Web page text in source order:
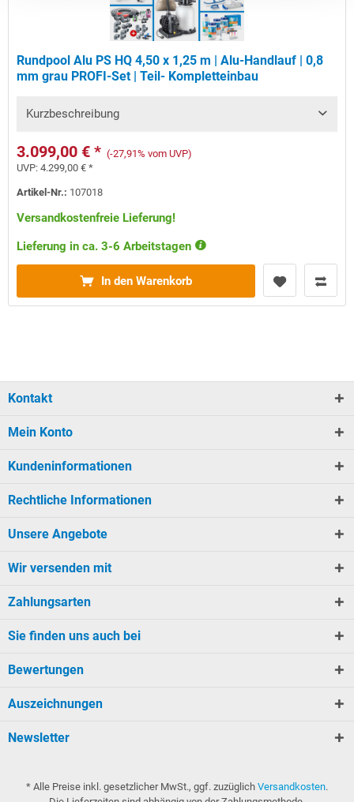
Rundpool Alu PS HQ 4,50 x 1,25 m | Alu-Handlauf | 0,8
mm grau PROFI-Set | Teil- Kompletteinbau
Kurzbeschreibung
3.099,00 € * (-27,91% vom UVP)
UVP:4.299,00 € *
Artikel-Nr.: 107018
Versandkostenfreie Lieferung!
Lieferung in ca. 3-6 Arbeitstagen
In den Warenkorb
Kontakt
Mein Konto
Kundeninformationen
Rechtliche Informationen
Unsere Angebote
Wir versenden mit
Zahlungsarten
Sie finden uns auch bei
Bewertungen
Auszeichnungen
Newsletter
* Alle Preise inkl. gesetzlicher MwSt., ggf. zuzüglich Versandkosten.